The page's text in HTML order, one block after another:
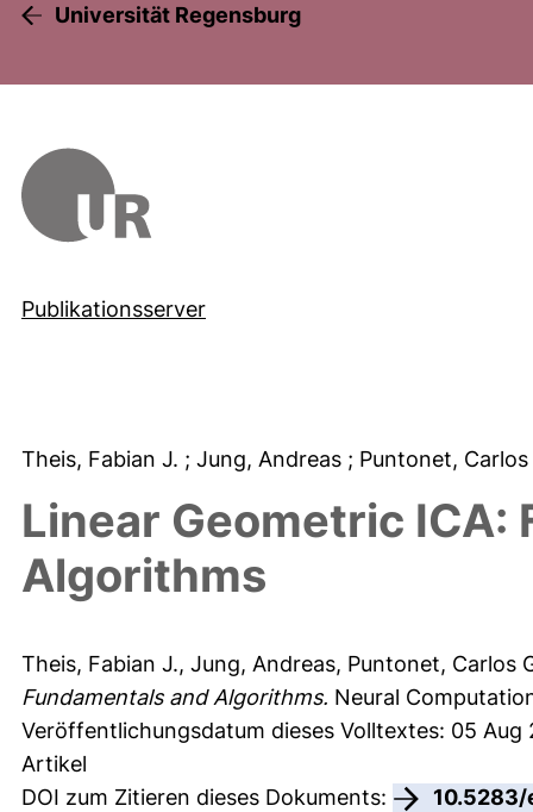
Universität Regensburg
Publikationsserver
Theis, Fabian J. ; Jung, Andreas ; Puntonet,
Linear Geometric ICA:
Algorithms
Theis, Fabian J., Jung, Andreas, Puntonet, Carlos
Fundamentals and Algorithms. Neural
Veröffentlichungsdatum dieses Volltextes: 05 Aug
Artikel
DOI zum Zitieren dieses Dokuments:
10.5283/